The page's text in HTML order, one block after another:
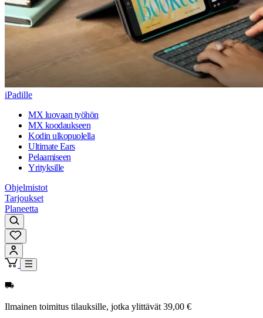
iPadille
MX luovaan työhön
MX koodaukseen
Kodin ulkopuolella
Ultimate Ears
Pelaamiseen
Yrityksille
Ohjelmistot
Tarjoukset
Planeetta
Ilmainen toimitus tilauksille, jotka ylittävät 39,00 €